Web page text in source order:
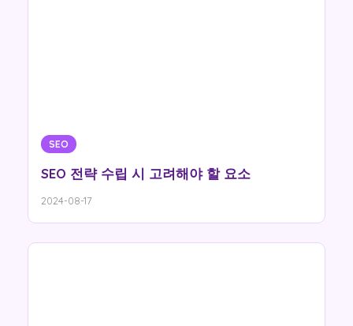
SEO
SEO 전략 수립 시 고려해야 할 요소
2024-08-17